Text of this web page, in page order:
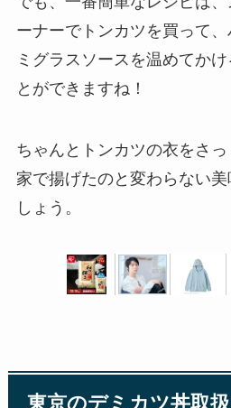
ーナーでトンカツを買って
ミグラスソースを温めてか
とができますね！
ちゃんとトンカツの衣をさっ
家で揚げたのと変わらない
しょう。
東京のデミカツ丼取